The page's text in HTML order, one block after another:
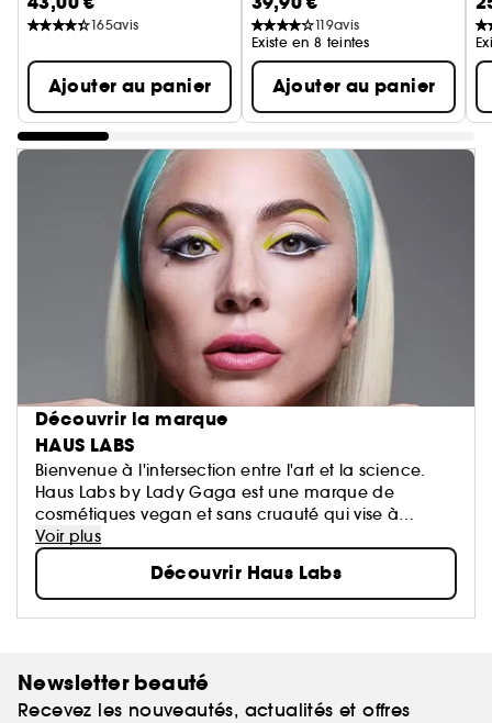
165avis
Ajouter au panier
119avis
Existe en 8 teintes
Ajouter au panier
Découvrir la marque
HAUS LABS
Bienvenue à l'intersection entre l'art et la science.
Haus Labs by Lady Gaga est une marque de
cosmétiques vegan et sans cruauté qui vise à
répandre la bienveillance, la bravoure et la
créativité par le biais d'un maquillage de haute
technologie, à haute pigmentation et de haute
performance pour tous.
Voir plus
Découvrir Haus Labs
Newsletter beauté
Recevez les nouveautés, actualités et offres